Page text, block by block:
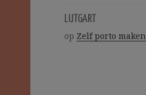
LUTGART
op Zelf porto maken